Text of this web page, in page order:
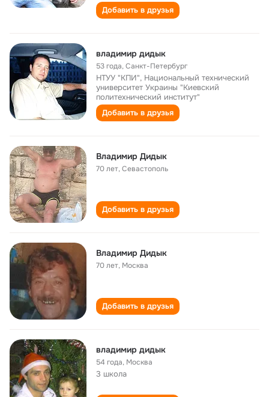
Добавить в друзья
владимир дидык
53 года,Санкт-Петербург
НТУУ "КПИ", Национальный технический
университет Украины "Киевский
политехнический институт"
Добавить в друзья
Владимир Дидык
70 лет,Севастополь
Добавить в друзья
Владимир Дидык
70 лет, Москва
Добавить в друзья
владимир дидык
54 года, Москва
3 школа